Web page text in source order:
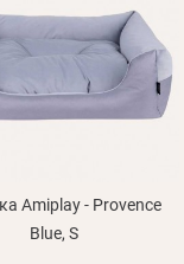
Amiplay - Provence
Blue, S